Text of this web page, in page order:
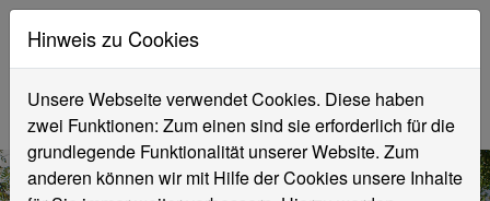
Hinweis zu Cookies
Unsere Webseite verwendet Cookies. Diese haben
zwei Funktionen: Zum einen sind sie erforderlich für die
grundlegende Funktionalität unserer Website. Zum
anderen können wir mit Hilfe der Cookies unsere Inhalte